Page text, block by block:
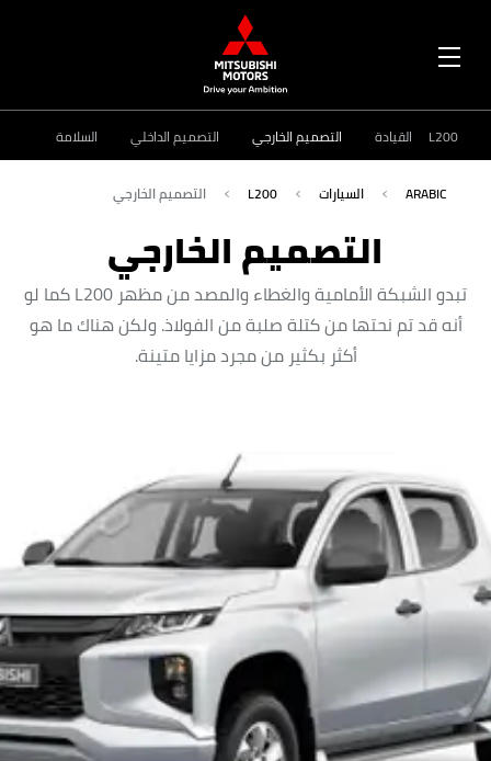
MENUL200 القيادة التصميم الخارجي التصميم الداخلي السلامة
ARABIC السيارات L200 التصميم الخارجي
التصميم الخارجي
تبدو الشبكة الأمامية والغطاء والمصد من مظهر L200 كما لو
أنه قد تم نحتها من كتلة صلبة من الفولاذ. ولكن هناك ما هو
أكثر بكثير من مجرد مزايا متينة.